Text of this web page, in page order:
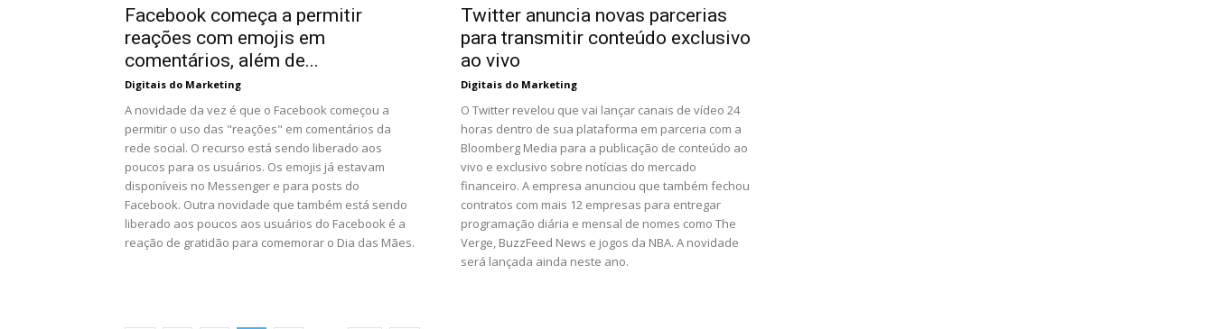
Facebook começa a permitir
reações com emojis em
comentários, além de...
Digitais do Marketing
A novidade da vez é que o Facebook começou a
permitir o uso das "reações" em comentários da
rede social. O recurso está sendo liberado aos
poucos para os usuários. Os emojis já estavam
disponíveis no Messenger e para posts do
Facebook. Outra novidade que também está sendo
liberado aos poucos aos usuários do Facebook é a
reação de gratidão para comemorar o Dia das Mães.
Twitter anuncia novas parcerias
para transmitir conteúdo exclusivo
ao vivo
Digitais do Marketing
O Twitter revelou que vai lançar canais de vídeo 24
horas dentro de sua plataforma em parceria com a
Bloomberg Media para a publicação de conteúdo ao
vivo e exclusivo sobre notícias do mercado
financeiro. A empresa anunciou que também fechou
contratos com mais 12 empresas para entregar
programação diária e mensal de nomes como The
Verge, BuzzFeed News e jogos da NBA. A novidade
será lançada ainda neste ano.